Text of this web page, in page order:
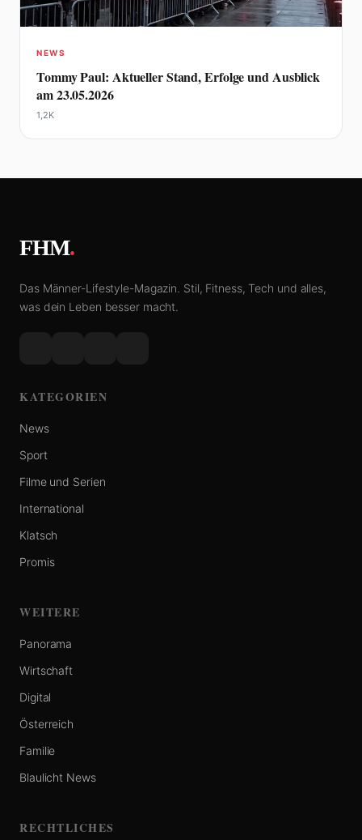
NEWS
Tommy Paul: Aktueller Stand, Erfolge und Ausblick
am 23.05.2026
1,2K
FHM.
Das Männer-Lifestyle-Magazin. Stil, Fitness, Tech und alles,
was dein Leben besser macht.
KATEGORIEN
News
Sport
Filme und Serien
International
Klatsch
Promis
WEITERE
Panorama
Wirtschaft
Digital
Österreich
Familie
Blaulicht News
RECHTLICHES